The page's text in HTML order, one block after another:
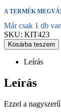
A TERMÉK
Már csak 1 db
SKU: KIT423
Kosárba teszem
Leírás
Leírás
Ezzel a